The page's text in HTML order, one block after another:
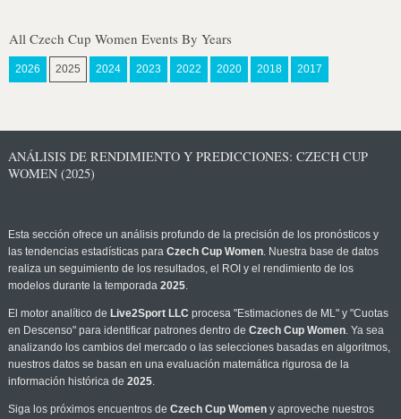
All Czech Cup Women Events By Years
2026 2025 2024 2023 2022 2020 2018 2017
ANÁLISIS DE RENDIMIENTO Y PREDICCIONES: CZECH CUP
WOMEN (2025)
Esta sección ofrece un análisis profundo de la precisión de los pronósticos y
las tendencias estadísticas para Czech Cup Women. Nuestra base de datos
realiza un seguimiento de los resultados, el ROI y el rendimiento de los
modelos durante la temporada 2025.
El motor analítico de Live2Sport LLC procesa "Estimaciones de ML" y "Cuotas
en Descenso" para identificar patrones dentro de Czech Cup Women. Ya sea
analizando los cambios del mercado o las selecciones basadas en algoritmos,
nuestros datos se basan en una evaluación matemática rigurosa de la
información histórica de 2025.
Siga los próximos encuentros de Czech Cup Womeny aproveche nuestros